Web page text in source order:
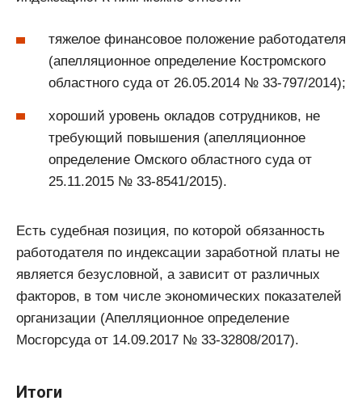
тяжелое финансовое положение работодателя
(апелляционное определение Костромского
областного суда от 26.05.2014 № 33-797/2014);
хороший уровень окладов сотрудников, не
требующий повышения (апелляционное
определение Омского областного суда от
25.11.2015 № 33-8541/2015).
Есть судебная позиция, по которой обязанность
работодателя по индексации заработной платы не
является безусловной, а зависит от различных
факторов, в том числе экономических показателей
организации (Апелляционное определение
Мосгорсуда от 14.09.2017 № 33-32808/2017).
Итоги